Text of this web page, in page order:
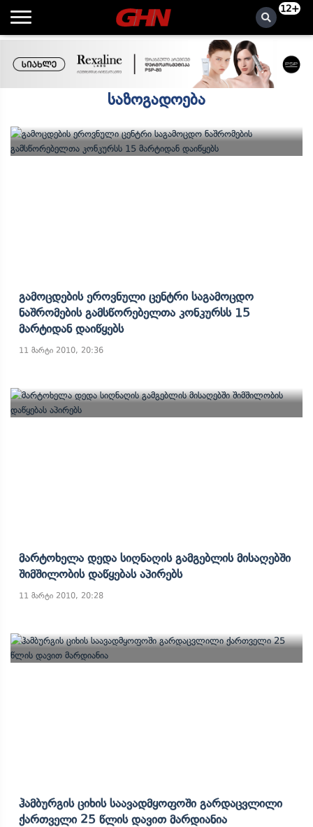
12+
საზოგადოება
Გამოცდების Ეროვნული Ცენტრი Საგამოცდო
Ნაშრომების Გამსწორებელთა Კონკურსს 15
Მარტიდან Დაიწყებს
11 მარტი 2010, 20:36
Მარტოხელა Დედა Სიღნაღის Გამგებლის Მისაღებში
Შიმშილობის Დაწყებას Აპირებს
11 მარტი 2010, 20:28
Ჰამბურგის Ციხის Საავადმყოფოში Გარდაცვლილი
Ქართველი 25 Წლის Დავით Მარდიანია